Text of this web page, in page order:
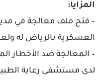
المزايا:
– فتح ملف معالجة في
العسكرية بالرياض له
– المعالجة ضد الأخطار
لدى مستشفى رعاية